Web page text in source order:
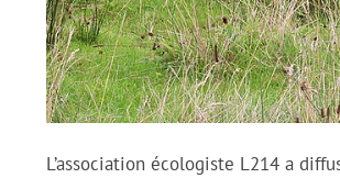
L’association écologiste L214 a